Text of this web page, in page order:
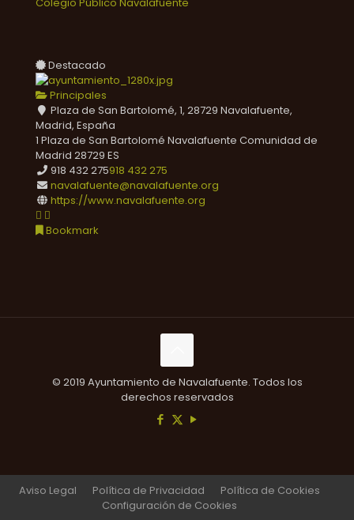
Destacado
Principales
Plaza de San Bartolomé, 1, 28729 Navalafuente,
Madrid, España
1 Plaza de San Bartolomé Navalafuente Comunidad de
Madrid 28729 ES
918 432 275918 432 275
navalafuente@navalafuente.org
https://www.navalafuente.org
Bookmark
© 2019 Ayuntamiento de Navalafuente. Todos los
derechos reservados
Aviso Legal Política de Privacidad
Política de Cookies
Configuración de Cookies